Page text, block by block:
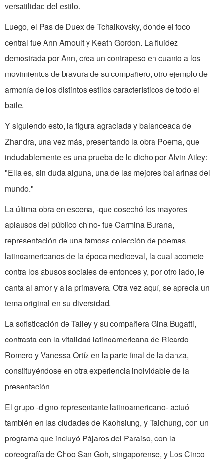
versatilidad del estilo.
Luego, el Pas de Duex de Tchaikovsky, donde el foco
central fue Ann Arnoult y Keath Gordon. La fluidez
demostrada por Ann, crea un contrapeso en cuanto a los
movimientos de bravura de su compañero, otro ejemplo de
armonía de los distintos estilos característicos de todo el
baile.
Y siguiendo esto, la figura agraciada y balanceada de
Zhandra, una vez más, presentando la obra Poema, que
indudablemente es una prueba de lo dicho por Alvin Ailey:
"Ella es, sin duda alguna, una de las mejores bailarinas del
mundo."
La última obra en escena, -que cosechó los mayores
aplausos del público chino- fue Carmina Burana,
representación de una famosa colección de poemas
latinoamericanos de la época medioeval, la cual acomete
contra los abusos sociales de entonces y, por otro lado, le
canta al amor y a la primavera. Otra vez aquí, se aprecia un
tema original en su diversidad.
La sofisticación de Talley y su compañera Gina Bugatti,
contrasta con la vitalidad latinoamericana de Ricardo
Romero y Vanessa Ortíz en la parte final de la danza,
constituyéndose en otra experiencia inolvidable de la
presentación.
El grupo -digno representante latinoamericano- actuó
también en las ciudades de Kaohsiung, y Taichung, con un
programa que incluyó Pájaros del Paraiso, con la
coreografía de Choo San Goh, singaporense, y Los Cinco